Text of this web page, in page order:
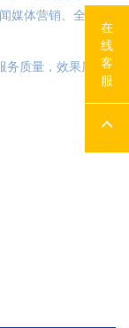
媒体营销、全网
质量，效果质
在
线
客
服